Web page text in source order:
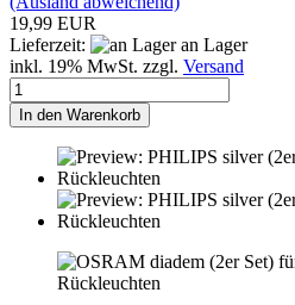
19,99 EUR
Lieferzeit:
an Lager
inkl. 19% MwSt. zzgl. Versand
In den Warenkorb